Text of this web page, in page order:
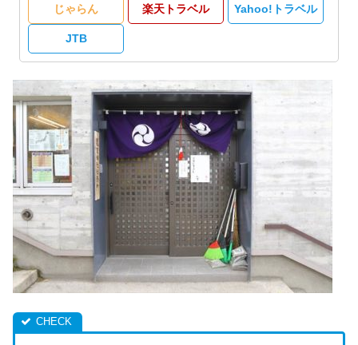
じゃらん 楽天トラベル Yahoo!トラベル
JTB